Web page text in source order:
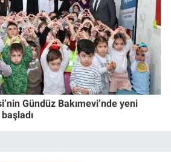
Gündüz Bakımevi’nde yeni